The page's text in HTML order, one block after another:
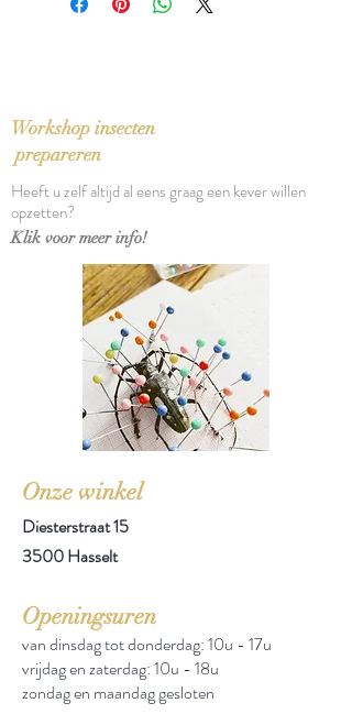
Oorspronkelijek titel: Hundejahre
Aantal pagina's: 512
Workshop insecten
prepareren
Heeft u zelf altijd al eens graag een kever willen
opzetten?
Klik voor meer info!
Onze winkel
Diesterstraat 15
3500 Hasselt
Openingsuren
van dinsdag tot donderdag: 10u - 17u
vrijdag en zaterdag: 10u - 18u
zondag en maandag gesloten